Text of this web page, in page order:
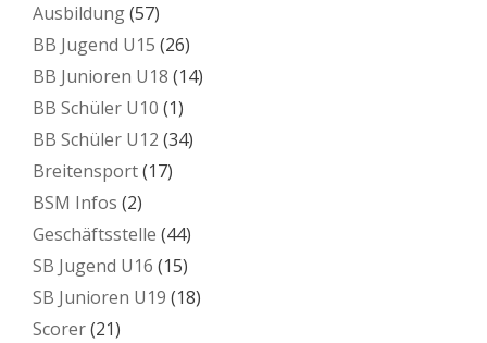
Ausbildung(57)
BB Jugend U15 (26)
BB Junioren U18 (14)
BB Schüler U10 (1)
BB Schüler U12 (34)
Breitensport(17)
BSM Infos (2)
Geschäftsstelle (44)
SB Jugend U16 (15)
SB Junioren U19 (18)
Scorer(21)